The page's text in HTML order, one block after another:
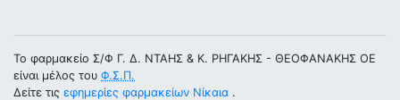
Το φαρμακείο Σ/Φ Γ. Δ. ΝΤΑΗΣ & Κ. ΡΗΓΑΚΗΣ - ΘΕΟΦΑΝΑΚΗΣ ΟΕ
είναι μέλος του Φ.Σ.Π.
Δείτε τις εφημερίες φαρμακείων Νίκαια .